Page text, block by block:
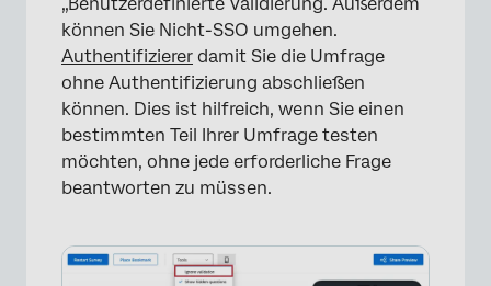
„Benutzerdefinierte Validierung. Außerdem
können Sie Nicht-SSO umgehen.
Authentifizierer damit Sie die Umfrage
ohne Authentifizierung abschließen
können. Dies ist hilfreich, wenn Sie einen
bestimmten Teil Ihrer Umfrage testen
möchten, ohne jede erforderliche Frage
beantworten zu müssen.